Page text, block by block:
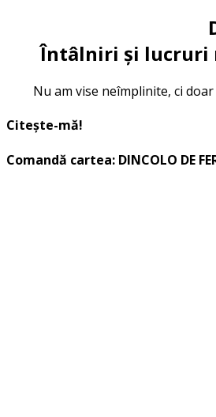
Întâlniri și lucruri
Nu am vise neîmplinite, ci
Citește-mă!
Comandă cartea: DINCOLO DE